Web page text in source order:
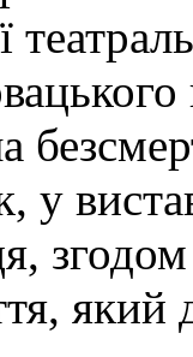
у
який